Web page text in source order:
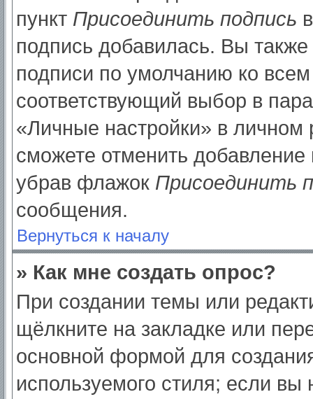
пункт Присоединить подпись
подпись добавилась. Вы
подписи по умолчанию ко
соответствующий выбор в
«Личные настройки» в
сможете отменить
убрав флажок Присоединить
сообщения.
Вернуться к началу
» Как мне создать опрос?
При создании темы или
щёлкните на закладке или
основной формой для
используемого стиля; если